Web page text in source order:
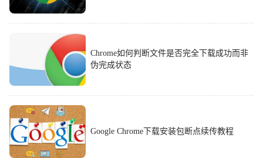
Chrome如何判断文件是否完全下载成功而非
伪完成状态
Google Chrome下载安装包断点续传教程